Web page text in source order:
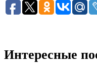
Интересные